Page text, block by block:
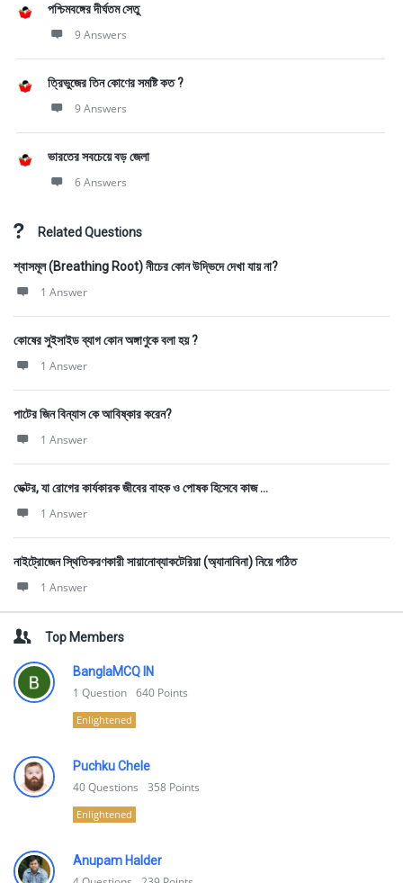
পশ্চিমবঙ্গের দীর্ঘতম সেতু
9 Answers
ত্রিভুজের তিন কোণের সমষ্টি কত ?
9 Answers
ভারতের সবচেয়ে বড় জেলা
6 Answers
Related Questions
শ্বাসমূল (Breathing Root) নীচের কোন উদ্ভিদে দেখা যায় না?
1 Answer
কোষের সুইসাইড ব্যাগ কোন অঙ্গাণুকে বলা হয় ?
1 Answer
পাটের জিন বিন্যাস কে আবিষ্কার করেন?
1 Answer
ভেক্টর, যা রোগের কার্যকারক জীবের বাহক ও পোষক হিসেবে কাজ ...
1 Answer
নাইট্রোজেন স্থিতিকরণকারী সায়ানোব্যাকটেরিয়া (অ্যানাবিনা) নিয়ে গঠিত
1 Answer
Top Members
BanglaMCQ IN
1 Question 640 Points
Enlightened
Puchku Chele
40Questions 358 Points
Enlightened
Anupam Halder